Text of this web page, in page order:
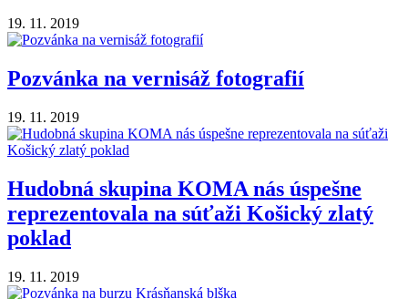
19. 11. 2019
Pozvánka na vernisáž fotografií
19. 11. 2019
Hudobná skupina KOMA nás úspešne
reprezentovala na súťaži Košický zlatý
poklad
19. 11. 2019